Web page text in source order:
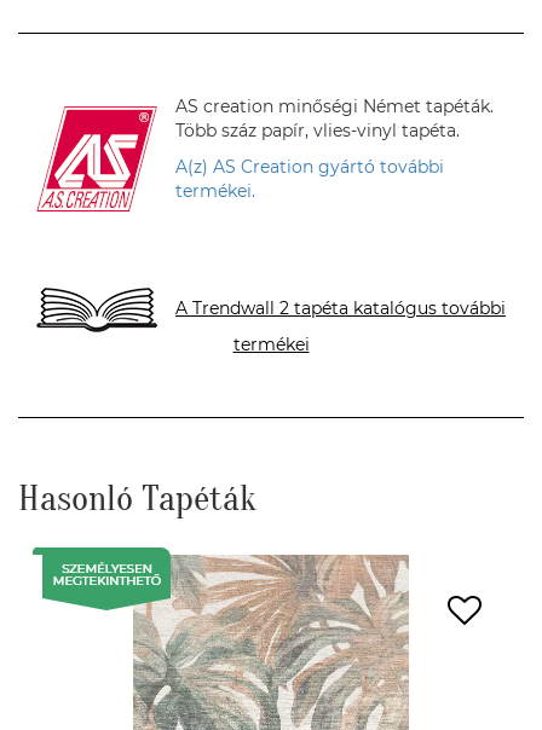
AS creation minőségi Német tapéták.
Több száz papír, vlies-vinyl tapéta.
A(z) AS Creation gyártó további
termékei.
A Trendwall 2 tapéta katalógus további
termékei
Hasonló Tapéták